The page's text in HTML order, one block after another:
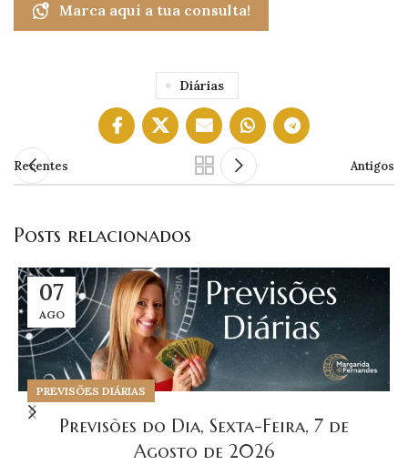
Marca aqui a tua consulta!
Diárias
Recentes Antigos
Posts relacionados
07
AGO
PREVISÕES DIÁRIAS
Previsões do Dia, Sexta-Feira, 7 de
Agosto de 2026